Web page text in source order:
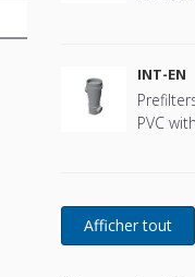
INT-EN
PVC